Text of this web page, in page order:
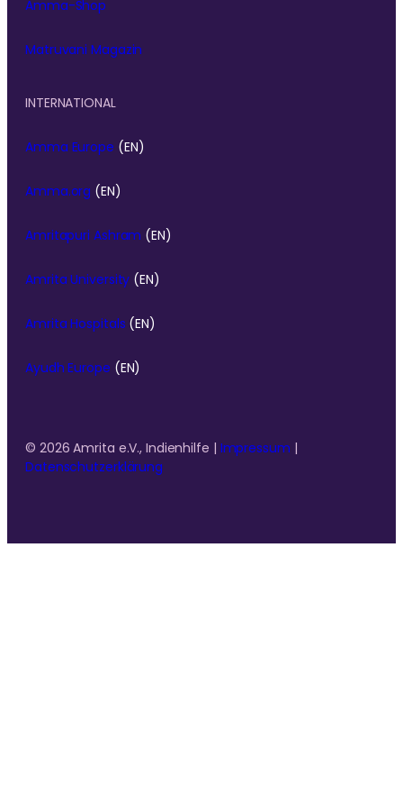
Amma-Shop
Matruvani Magazin
INTERNATIONAL
Amma Europe (EN)
Amma.org (EN)
Amritapuri Ashram (EN)
Amrita University (EN)
Amrita Hospitals (EN)
Ayudh Europe (EN)
© 2026 Amrita e.V., Indienhilfe | Impressum |
Datenschutzerklärung